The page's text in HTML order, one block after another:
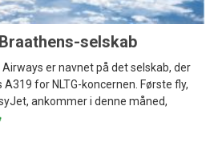
selskab
er navnet på det selskab, der
for NLTG-koncernen. Første fly,
ankommer i denne måned,